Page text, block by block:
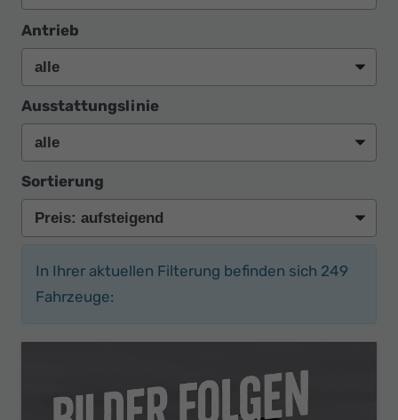
Antrieb
Ausstattungslinie
Sortierung
In Ihrer aktuellen Filterung befinden sich 249
Fahrzeuge: